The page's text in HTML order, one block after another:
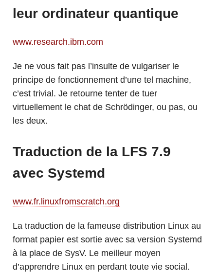
leur ordinateur quantique
www.research.ibm.com
Je ne vous fait pas l’insulte de vulgariser le
principe de fonctionnement d’une tel machine,
c’est trivial. Je retourne tenter de tuer
virtuellement le chat de Schrödinger, ou pas, ou
les deux.
Traduction de la LFS 7.9
avec Systemd
www.fr.linuxfromscratch.org
La traduction de la fameuse distribution Linux au
format papier est sortie avec sa version Systemd
à la place de SysV. Le meilleur moyen
d’apprendre Linux en perdant toute vie social.